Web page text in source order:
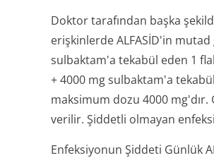
Doktor tarafından başka
erişkinlerde ALFASİD'in
sulbaktam'a tekabül eden 1
+ 4000 mg sulbaktam'a
maksimum dozu 4000 mg'dır.
verilir. Şiddetli olmayan
Enfeksiyonun Şiddeti Günlük